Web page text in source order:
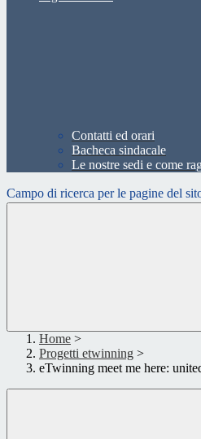
Contatti ed orari
Bacheca sindacale
Le nostre sedi e come
Campo di ricerca per le pagine del
Home >
Progetti etwinning >
eTwinning meet me here: